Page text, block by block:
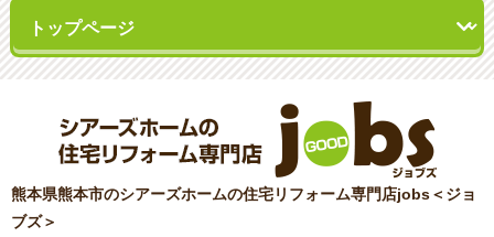
熊本県熊本市のシアーズホームの住宅リフォーム専門店jobs＜ジョ
ブズ＞